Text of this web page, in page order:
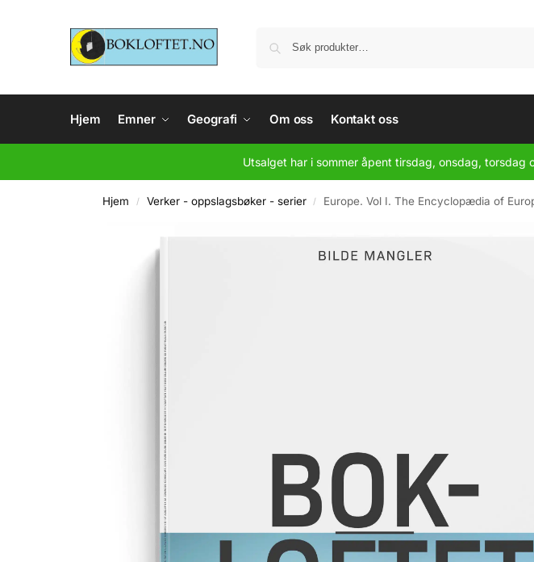
Hjem Emner Geografi Om oss Kontakt oss
Utsalget har i sommer åpent tirsdag, onsdag, torsdag
Hjem / Verker - oppslagsbøker - serier / Europe. Vol I. The Encyclopædia of